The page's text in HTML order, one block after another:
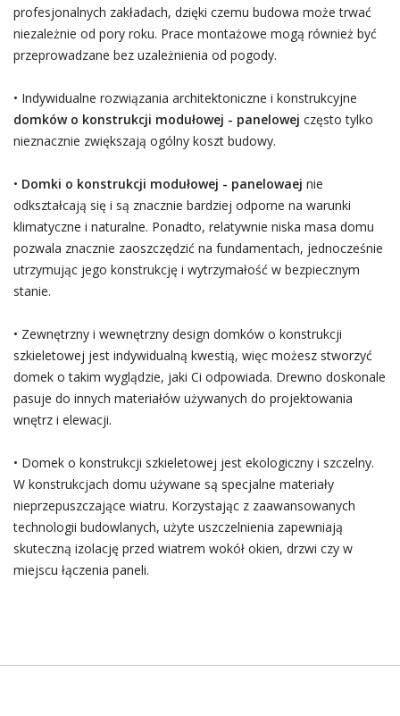
profesjonalnych zakładach, dzięki czemu budowa może trwać
niezależnie od pory roku. Prace montażowe mogą również być
przeprowadzane bez uzależnienia od pogody.
• Indywidualne rozwiązania architektoniczne i konstrukcyjne
domków o konstrukcji modułowej - panelowej często tylko
nieznacznie zwiększają ogólny koszt budowy.
• Domki o konstrukcji modułowej - panelowaej nie
odkształcają się i są znacznie bardziej odporne na warunki
klimatyczne i naturalne. Ponadto, relatywnie niska masa domu
pozwala znacznie zaoszczędzić na fundamentach, jednocześnie
utrzymując jego konstrukcję i wytrzymałość w bezpiecznym
stanie.
• Zewnętrzny i wewnętrzny design domków o konstrukcji
szkieletowej jest indywidualną kwestią, więc możesz stworzyć
domek o takim wyglądzie, jaki Ci odpowiada. Drewno doskonale
pasuje do innych materiałów używanych do projektowania
wnętrz i elewacji.
• Domek o konstrukcji szkieletowej jest ekologiczny i szczelny.
W konstrukcjach domu używane są specjalne materiały
nieprzepuszczające wiatru. Korzystając z zaawansowanych
technologii budowlanych, użyte uszczelnienia zapewniają
skuteczną izolację przed wiatrem wokół okien, drzwi czy w
miejscu łączenia paneli.